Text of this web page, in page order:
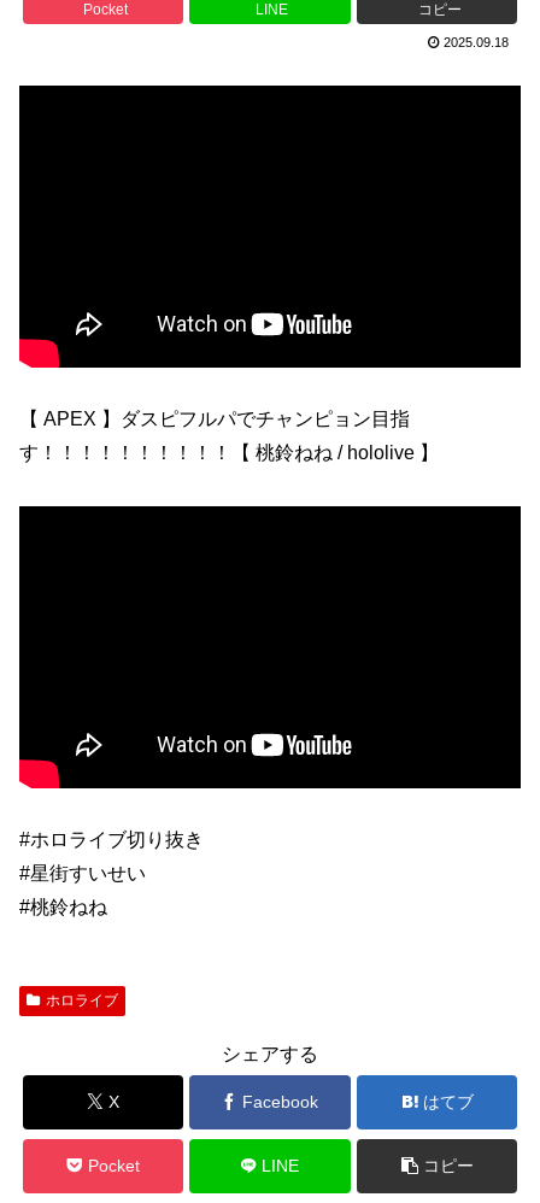
Pocket LINE コピー
2025.09.18
【 APEX 】ダスピフルパでチャンピョン目指
す！！！！！！！！！！【 桃鈴ねね / hololive 】
#ホロライブ切り抜き
#星街すいせい
#桃鈴ねね
ホロライブ
シェアする
X Facebook はてブ
Pocket LINE コピー